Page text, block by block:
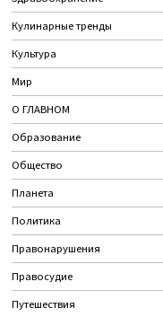
Кулинарные тренды
Культура
Мир
О ГЛАВНОМ
Образование
Общество
Планета
Политика
Правонарушения
Правосудие
Путешествия